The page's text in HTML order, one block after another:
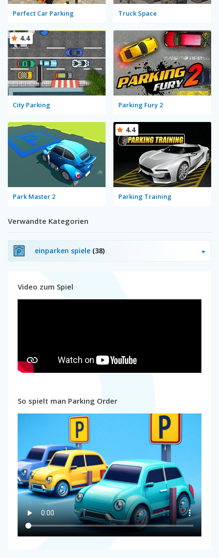
Perfect Car Parking Truck Space
City Parking
4.4
Parking Fury 2
Park Master 2 Parking Training
4.4
Verwandte Kategorien
einparken spiele (38)
Video zum Spiel
So spielt man Parking Order